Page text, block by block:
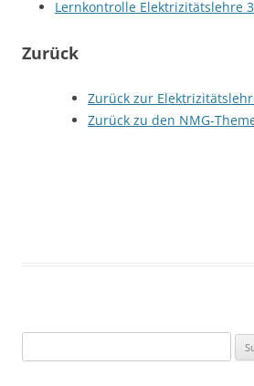
Lernkontrolle Elektrizitätslehre
Zurück
Zurück zur
Zurück zu den NMG-
nach: